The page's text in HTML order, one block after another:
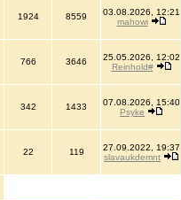
1924 8559
03.08.2026, 12:21
mahowi
766 3646
25.05.2026, 12:02
Reinhold#
342 1433
07.08.2026, 15:40
Psyke
22 119
27.09.2022, 19:37
slavaukdemnt